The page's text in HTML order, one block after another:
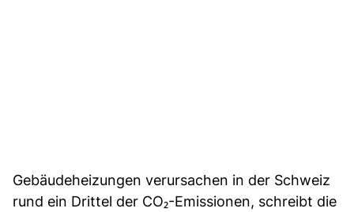
Gebäudeheizungen verursachen in der Schweiz
rund ein Drittel der CO₂-Emissionen, schreibt die